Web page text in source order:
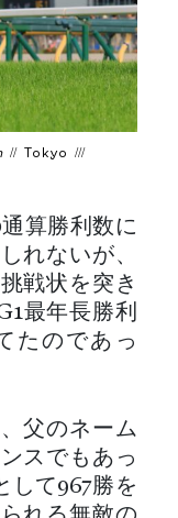
// Tokyo ///
算勝利数に
れないが、
戦状を突き
最年長勝利
たのであっ
父のネーム
スでもあっ
して967勝を